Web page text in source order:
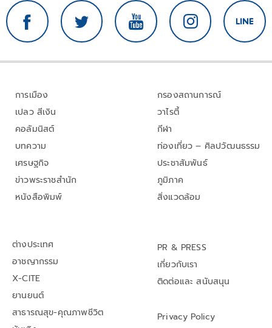
การเมือง
เปลว สีเงิน
คอลัมนิสต์
บทความ
เศรษฐกิจ
ข่าวพระราชสำนัก
หนังสือพิมพ์
กรองสถานการณ์
วาไรตี้
กีฬา
ท่องเที่ยว – ศิลปวัฒนธรรม
ประชาสัมพันธ์
ภูมิภาค
สิ่งแวดล้อม
ต่างประเทศ
อาชญากรรม
X-CITE
ยานยนต์
สาธารณสุข-คุณภาพชีวิต
PR & PRESS
เกี่ยวกับเรา
ติดต่อและ สนับสนุน
Privacy Policy